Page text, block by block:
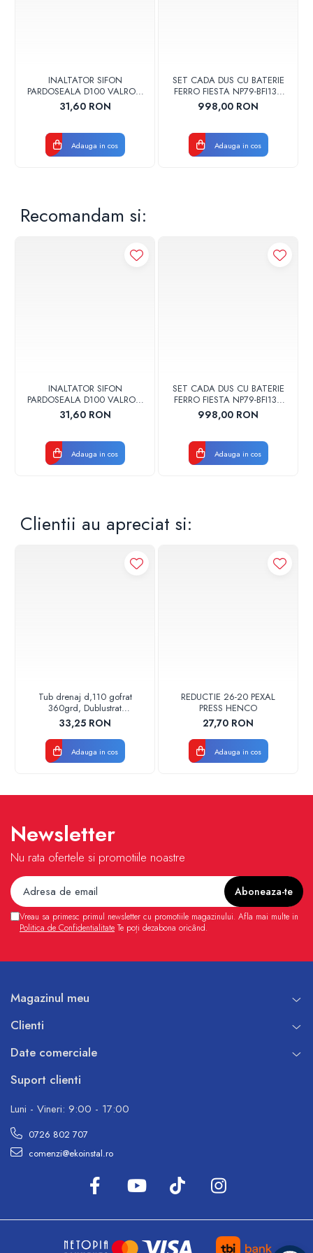
INALTATOR SIFON
PARDOSEALA D100 VALROM
17001900004
31,60 RON
Adauga in cos
SET CADA DUS CU BATERIE
FERRO FIESTA NP79-BFI13U
CROM
998,00 RON
Adauga in cos
Recomandam si:
INALTATOR SIFON
PARDOSEALA D100 VALROM
17001900004
31,60 RON
Adauga in cos
SET CADA DUS CU BATERIE
FERRO FIESTA NP79-BFI13U
CROM
998,00 RON
Adauga in cos
Clientii au apreciat si:
Tub drenaj d,110 gofrat
360grd, Dublustrat
verde/negru 110152 Drainkit
33,25 RON
Adauga in cos
REDUCTIE 26-20 PEXAL
PRESS HENCO
27,70 RON
Adauga in cos
Newsletter
Nu rata ofertele si promotiile noastre
Vreau sa primesc primul newsletter cu promotiile magazinului. Afla mai multe in
Politica de Confidentialitate Te poți dezabona oricând.
Magazinul meu
Clienti
Date comerciale
Suport clienti
Luni - Vineri: 9:00 - 17:00
0726 802 707
comenzi@ekoinstal.ro